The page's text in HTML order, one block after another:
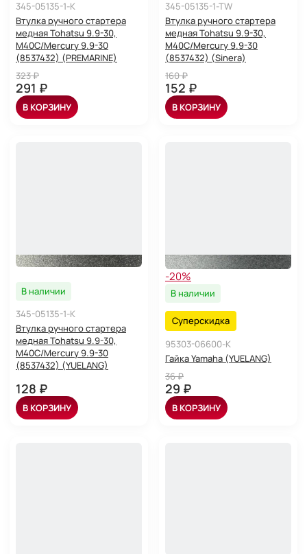
345-05135-1-K
Втулка ручного стартера
медная Tohatsu 9.9-30,
M40C/Mercury 9.9-30
(8537432) (PREMARINE)
323 ₽
291 ₽
В КОРЗИНУ
345-05135-1-TW
Втулка ручного стартера
медная Tohatsu 9.9-30,
M40C/Mercury 9.9-30
(8537432) (Sinera)
160 ₽
152 ₽
В КОРЗИНУ
В наличии
345-05135-1-K
Втулка ручного стартера
медная Tohatsu 9.9-30,
M40C/Mercury 9.9-30
(8537432) (YUELANG)
128 ₽
В КОРЗИНУ
-20%
В наличии
Суперскидка
95303-06600-K
Гайка Yamaha (YUELANG)
36 ₽
29 ₽
В КОРЗИНУ